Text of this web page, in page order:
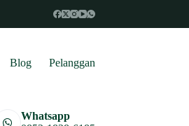
Blog Pelanggan
Whatsapp